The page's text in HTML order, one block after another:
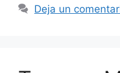
Deja un